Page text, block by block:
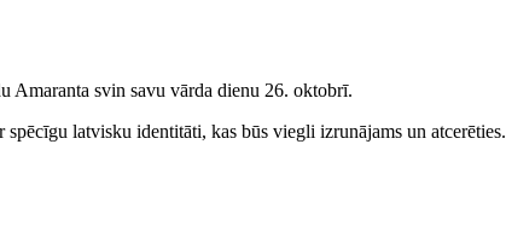
Amaranta svin savu vārda dienu 26. oktobrī.
spēcīgu latvisku identitāti, kas būs viegli izrunājams un atcerēties.